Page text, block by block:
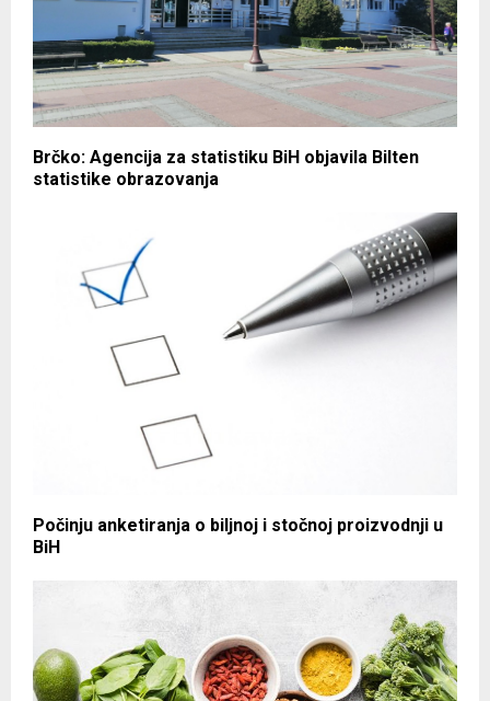
Brčko: Agencija za statistiku BiH objavila Bilten
statistike obrazovanja
Počinju anketiranja o biljnoj i stočnoj proizvodnji u
BiH